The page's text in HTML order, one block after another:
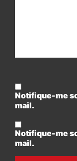
Notifique-me
mail.
Notifique-me
mail.